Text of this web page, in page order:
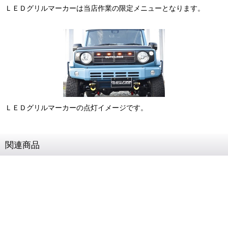
ＬＥＤグリルマーカーは当店作業の限定メニューとなります。
ＬＥＤグリルマーカーの点灯イメージです。
関連商品